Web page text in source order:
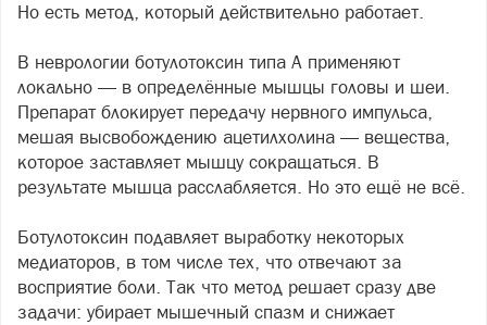
Но есть метод, который действительно работает.
В неврологии ботулотоксин типа А применяют
локально — в определённые мышцы головы и шеи.
Препарат блокирует передачу нервного импульса,
мешая высвобождению ацетилхолина — вещества,
которое заставляет мышцу сокращаться. В
результате мышца расслабляется. Но это ещё не всё.
Ботулотоксин подавляет выработку некоторых
медиаторов, в том числе тех, что отвечают за
восприятие боли. Так что метод решает сразу две
задачи: убирает мышечный спазм и снижает